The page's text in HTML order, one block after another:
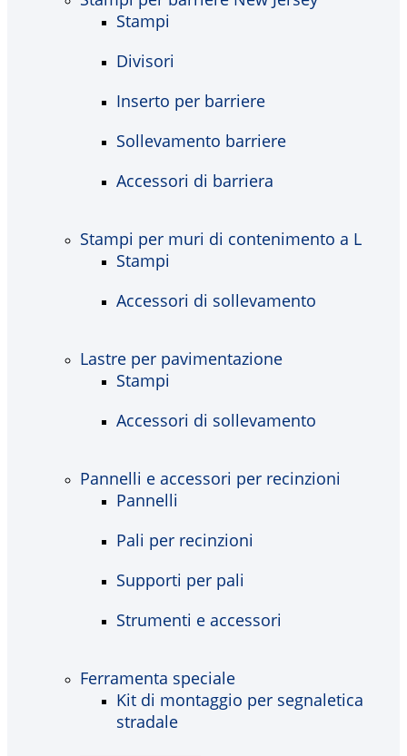
Stampi
Divisori
Inserto per barriere
Sollevamento barriere
Accessori di barriera
Stampi per muri di contenimento a L
Stampi
Accessori di sollevamento
Lastre per pavimentazione
Stampi
Accessori di sollevamento
Pannelli e accessori per recinzioni
Pannelli
Pali per recinzioni
Supporti per pali
Strumenti e accessori
Ferramenta speciale
Kit di montaggio per segnaletica
stradale